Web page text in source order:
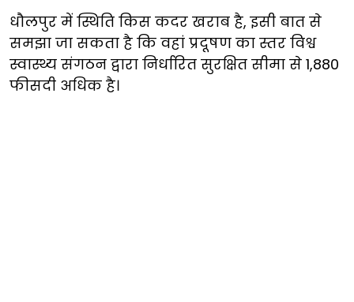
धौलपुर में स्थिति किस कदर खराब है, इसी बात से
समझा जा सकता है कि वहां प्रदूषण का स्तर विश्व
स्वास्थ्य संगठन द्वारा निर्धारित सुरक्षित सीमा से 1,880
फीसदी अधिक है।